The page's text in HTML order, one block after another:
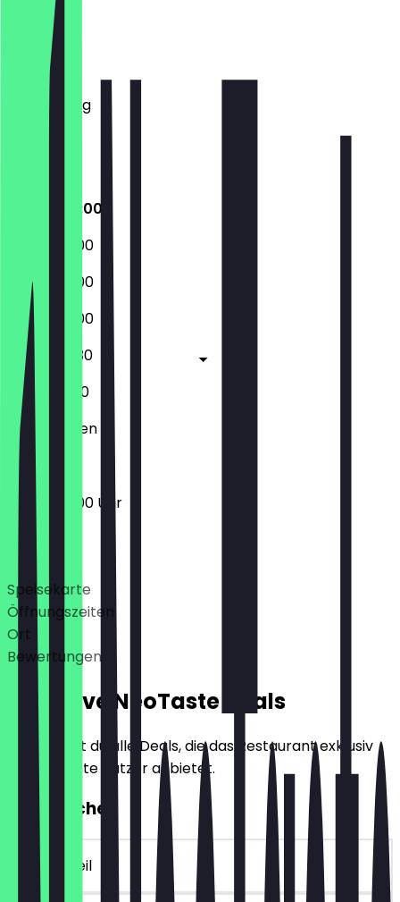
Montag
Dienstag
Mittwoch
Donnerstag
10:00 - 20:00
10:00 - 20:00
10:00 - 20:00
10:00 - 20:00
10:00 - 20:30
10:00 - 21:00
Geschlossen
10:00 - 20:00 Uhr
Deals
Speisekarte
Öffnungszeiten
Ort
Bewertungen
Exklusive NeoTaste Deals
Hier findest du alle Deals, die das Restaurant exklusiv
für NeoTaste Nutzer anbietet.
2für1 Kuchen
~€ 4 Vorteil